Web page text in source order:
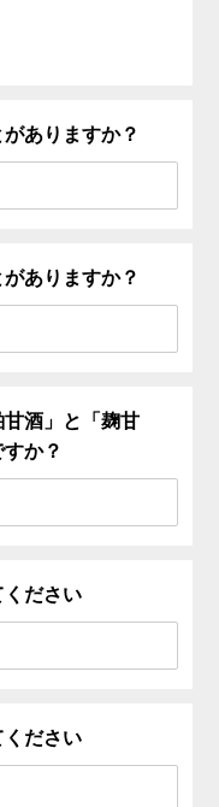
ありますか？
ありますか？
酒」と「麹甘
か？
ください
ください